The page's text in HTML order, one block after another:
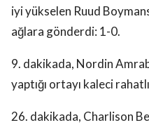
iyi yükselen Ruud
ağlara gönderdi: 1-0.
9. dakikada, Nordin
yaptığı ortayı kaleci
26. dakikada, Charlison